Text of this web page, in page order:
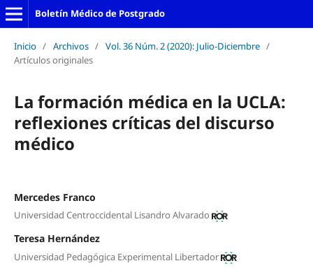
Boletín Médico de Postgrado
Inicio / Archivos / Vol. 36 Núm. 2 (2020): Julio-Diciembre /
Artículos originales
La formación médica en la UCLA:
reflexiones críticas del discurso
médico
Mercedes Franco
Universidad Centroccidental Lisandro Alvarado
Teresa Hernández
Universidad Pedagógica Experimental Libertador